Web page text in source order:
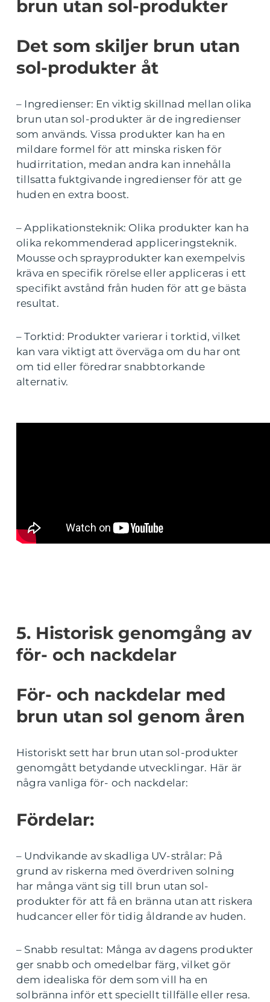
brun utan sol-produkter
Det som skiljer brun utan
sol-produkter åt
– Ingredienser: En viktig skillnad mellan olika
brun utan sol-produkter är de ingredienser
som används. Vissa produkter kan ha en
mildare formel för att minska risken för
hudirritation, medan andra kan innehålla
tillsatta fuktgivande ingredienser för att ge
huden en extra boost.
– Applikationsteknik: Olika produkter kan ha
olika rekommenderad appliceringsteknik.
Mousse och sprayprodukter kan exempelvis
kräva en specifik rörelse eller appliceras i ett
specifikt avstånd från huden för att ge bästa
resultat.
– Torktid: Produkter varierar i torktid, vilket
kan vara viktigt att överväga om du har ont
om tid eller föredrar snabbtorkande
alternativ.
5. Historisk genomgång av
för- och nackdelar
För- och nackdelar med
brun utan sol genom åren
Historiskt sett har brun utan sol-produkter
genomgått betydande utvecklingar. Här är
några vanliga för- och nackdelar:
Fördelar:
– Undvikande av skadliga UV-strålar: På
grund av riskerna med överdriven solning
har många vänt sig till brun utan sol-
produkter för att få en bränna utan att riskera
hudcancer eller för tidig åldrande av huden.
– Snabb resultat: Många av dagens produkter
ger snabb och omedelbar färg, vilket gör
dem idealiska för dem som vill ha en
solbränna inför ett speciellt tillfälle eller resa.